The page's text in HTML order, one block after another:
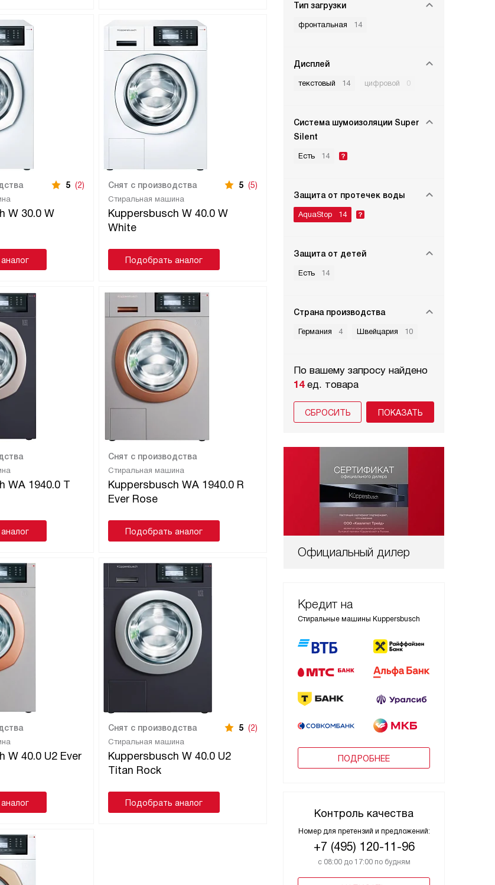
Тип загрузки
фронтальная 14
Дисплей
текстовый 14 цифровой 0
Система шумоизоляции Super
Silent
Есть 14
Защита от протечек воды
AquaStop 14
Защита от детей
Есть 14
Страна производства
Германия 4 Швейцария 10
По вашему запросу найдено
14ед. товара
СБРОСИТЬ
Официальный дилер
Кредит на
Стиральные машины Kuppersbusch
ПОДРОБНЕЕ
Контроль качества
Номер для претензий и предложений:
+7 (495) 120-11-96
с 08:00 до 17:00 по будням
W 30.0 W
5 (2)
Стиральная машина
Kuppersbusch W 40.0 W
White
Снят с производства 5 (5)
Подобрать аналог
WA 1940.0 T
Стиральная машина
Kuppersbusch WA 1940.0 R
Ever Rose
Снят с производства
Подобрать аналог
W 40.0 U2 Ever
Стиральная машина
Kuppersbusch W 40.0 U2
Titan Rock
Снят с производства 5 (2)
Подобрать аналог